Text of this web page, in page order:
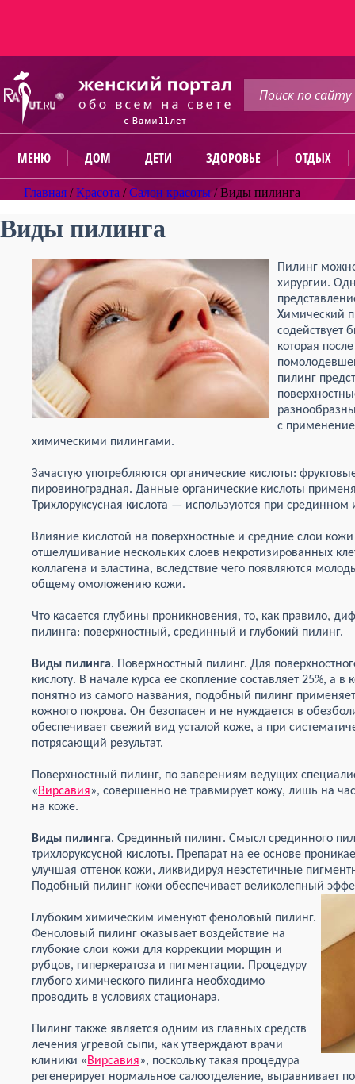
МЕНЮ ДОМ ДЕТИ ЗДОРОВЬЕ ОТДЫХ
Главная /Красота /Салон красоты /Виды пилинга
Виды пилинга
Пилинг
хирургии.
Химический
содействует
которая
пилинг
с
химическими пилингами.
Зачастую употребляются органические кислоты:
пировиноградная. Данные органические кислоты
Трихлоруксусная кислота — используются при срединном
Влияние кислотой на поверхностные и средние слои
отшелушивание нескольких слоев некротизированных
коллагена и эластина, вследствие чего появляются
общему омоложению кожи.
Что касается глубины проникновения, то, как правило,
пилинга: поверхностный, срединный и глубокий пилинг.
Виды пилинга. Поверхностный пилинг. Для
кислоту. В начале курса ее скопление составляет 25%, а в
понятно из самого названия, подобный пилинг
кожного покрова. Он безопасен и не нуждается в
обеспечивает свежий вид усталой коже, а при
потрясающий результат.
Поверхностный пилинг, по заверениям ведущих
«Вирсавия», совершенно не травмирует кожу, лишь на
на коже.
Виды пилинга. Срединный пилинг. Смысл срединного
трихлоруксусной кислоты. Препарат на ее основе
улучшая оттенок кожи, ликвидируя неэстетичные
Подобный пилинг кожи обеспечивает великолепный
Глубоким химическим именуют феноловый пилинг.
Феноловый пилинг оказывает воздействие на
глубокие слои кожи для коррекции морщин и
рубцов, гиперкератоза и пигментации. Процедуру
глубого химического пилинга необходимо
проводить в условиях стационара.
Пилинг также является одним из главных средств
лечения угревой сыпи, как утверждают врачи
клиники «Вирсавия», поскольку такая процедура
регенерирует нормальное салоотделение, выравнивает